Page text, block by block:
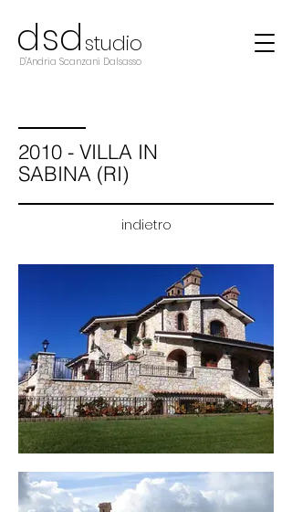
dsdstudio
D'Andria Scanzani Dalsasso
2010 - VILLA IN
SABINA (RI)
indietro